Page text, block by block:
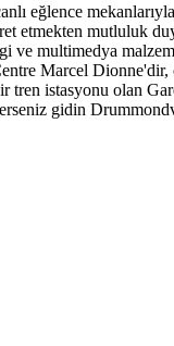
eğlence
mutluluk
multimedya
Marcel
istasyonu olan
gidin